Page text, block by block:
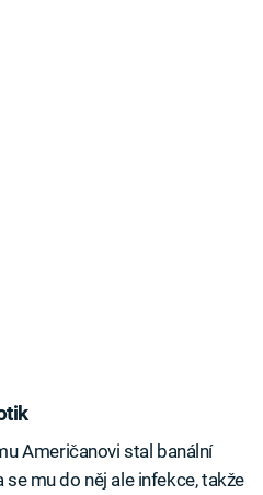
Američanovi stal banální
mu do něj ale infekce, takže